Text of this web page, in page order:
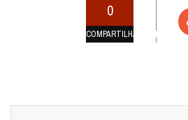
0
COMPARTILHAMENTOS